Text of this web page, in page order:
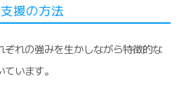
援の方法
ぞれの強みを生かしながら特徴的な
います。